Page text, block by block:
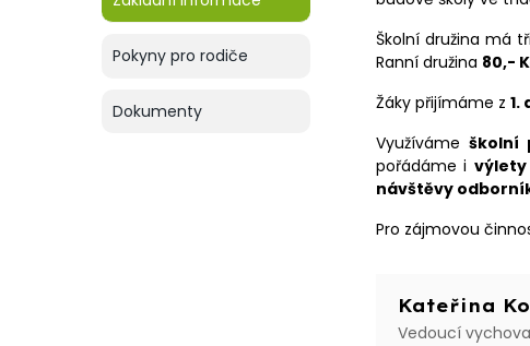
Pokyny pro rodiče
Dokumenty
Školní družina má
Ranní družina 80,-
Žáky přijímáme z 1.
Využíváme školní
pořádáme i
návštěvy
Pro zájmovou
Kateřina
Vedoucí